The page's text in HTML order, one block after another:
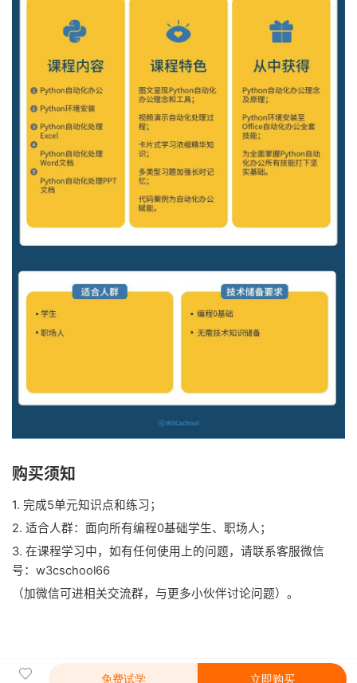
购买须知
1. 完成5单元知识点和练习；
2. 适合人群：面向所有编程0基础学生、职场人；
3. 在课程学习中，如有任何使用上的问题，请联系客服微信
号：w3cschool66
（加微信可进相关交流群，与更多小伙伴讨论问题）。
免费试学 立即购买